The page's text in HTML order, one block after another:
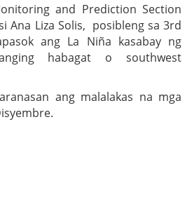
and Prediction Section
Ana Liza Solis, posibleng sa 3rd
ang La Niña kasabay ng
habagat o southwest
ang malalakas na mga